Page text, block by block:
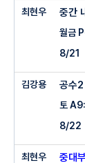
최현우 중간
월금
8/21
김강용 공수
토
8/22
최현우 중대